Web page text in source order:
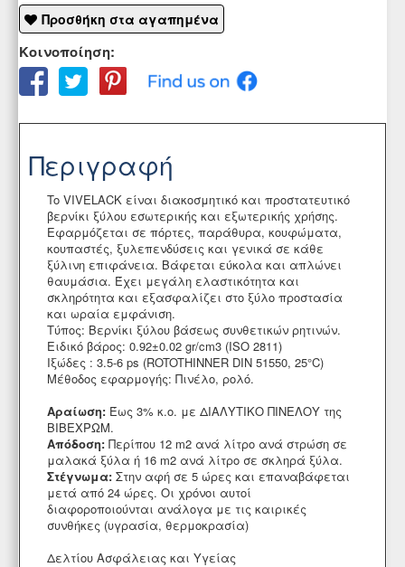
Προσθήκη στα αγαπημένα
Κοινοποίηση:
Περιγραφή
To VIVELACK είναι διακοσμητικό και προστατευτικό
βερνίκι ξύλου εσωτερικής και εξωτερικής χρήσης.
Εφαρμόζεται σε πόρτες, παράθυρα, κουφώματα,
κουπαστές, ξυλεπενδύσεις και γενικά σε κάθε
ξύλινη επιφάνεια. Βάφεται εύκολα και απλώνει
θαυμάσια. Έχει μεγάλη ελαστικότητα και
σκληρότητα και εξασφαλίζει στο ξύλο προστασία
και ωραία εμφάνιση.
Τύπος: Βερνίκι ξύλου βάσεως συνθετικών ρητινών.
Ειδικό βάρος: 0.92±0.02 gr/cm3 (ISO 2811)
Ιξώδες : 3.5-6 ps (ROTOTHINNER DIN 51550, 25°C)
Μέθοδος εφαρμογής: Πινέλο, ρολό.
Αραίωση: Έως 3% κ.ο. με ΔΙΑΛΥΤΙΚΟ ΠΙΝΕΛΟΥ της
ΒΙΒΕΧΡΩΜ.
Απόδοση: Περίπου 12 m2 ανά λίτρο ανά στρώση σε
μαλακά ξύλα ή 16 m2 ανά λίτρο σε σκληρά ξύλα.
Στέγνωμα: Στην αφή σε 5 ώρες και επαναβάφεται
μετά από 24 ώρες. Οι χρόνοι αυτοί
διαφοροποιούνται ανάλογα με τις καιρικές
συνθήκες (υγρασία, θερμοκρασία)
Δελτίου Ασφάλειας και Υγείας